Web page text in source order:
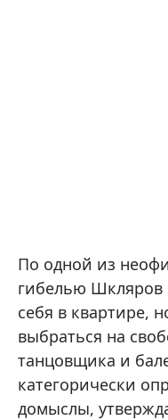
По одной из
гибелью Шкляров
себя в квартире,
выбраться на
танцовщика и
категорически
домыслы,